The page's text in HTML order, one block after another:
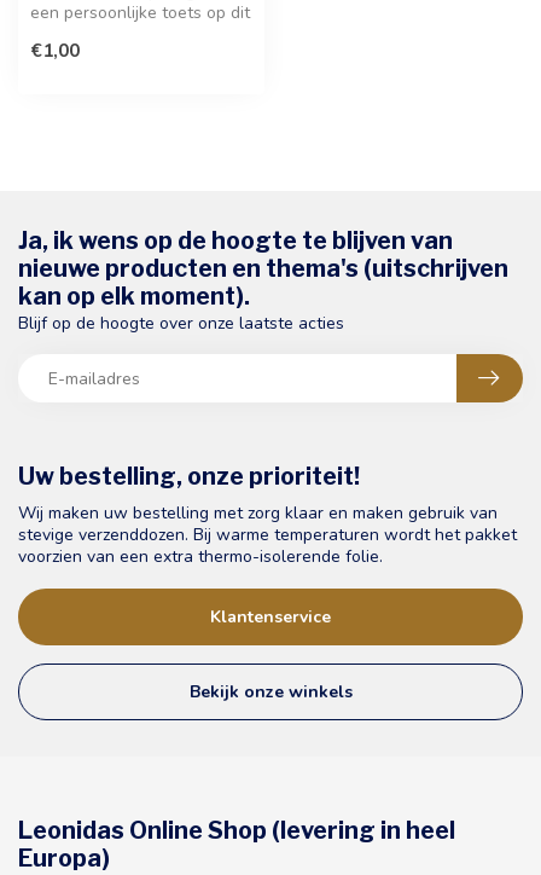
een persoonlijke toets op dit
€1,00
Uw bestelling, onze prioriteit!
Wij maken uw bestelling met zorg klaar en maken gebruik van
stevige verzenddozen. Bij warme temperaturen wordt het pakket
voorzien van een extra thermo-isolerende folie.
Klantenservice
Bekijk onze winkels
Ja, ik wens op de hoogte te blijven van
nieuwe producten en thema's (uitschrijven
kan op elk moment).
Blijf op de hoogte over onze laatste acties
Leonidas Online Shop (levering in heel
Europa)